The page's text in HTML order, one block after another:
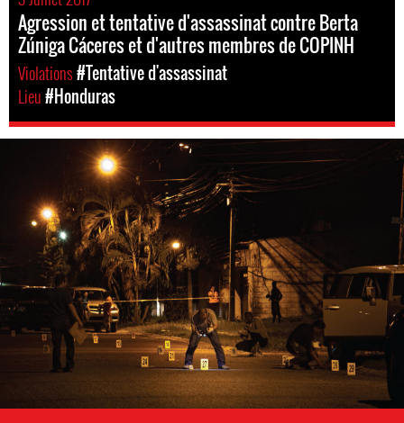
Agression et tentative d'assassinat contre Berta
Zúniga Cáceres et d'autres membres de COPINH
Violations#Tentative d'assassinat
Lieu#Honduras
#Honduras-
general-
context.jpg